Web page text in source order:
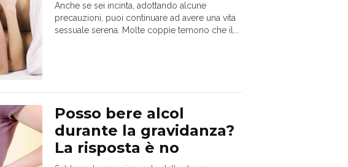
Anche se sei incinta, adottando alcune
precauzioni, puoi continuare ad avere una vita
sessuale serena. Molte coppie temono che il...
Posso bere alcol
durante la gravidanza?
La risposta è no